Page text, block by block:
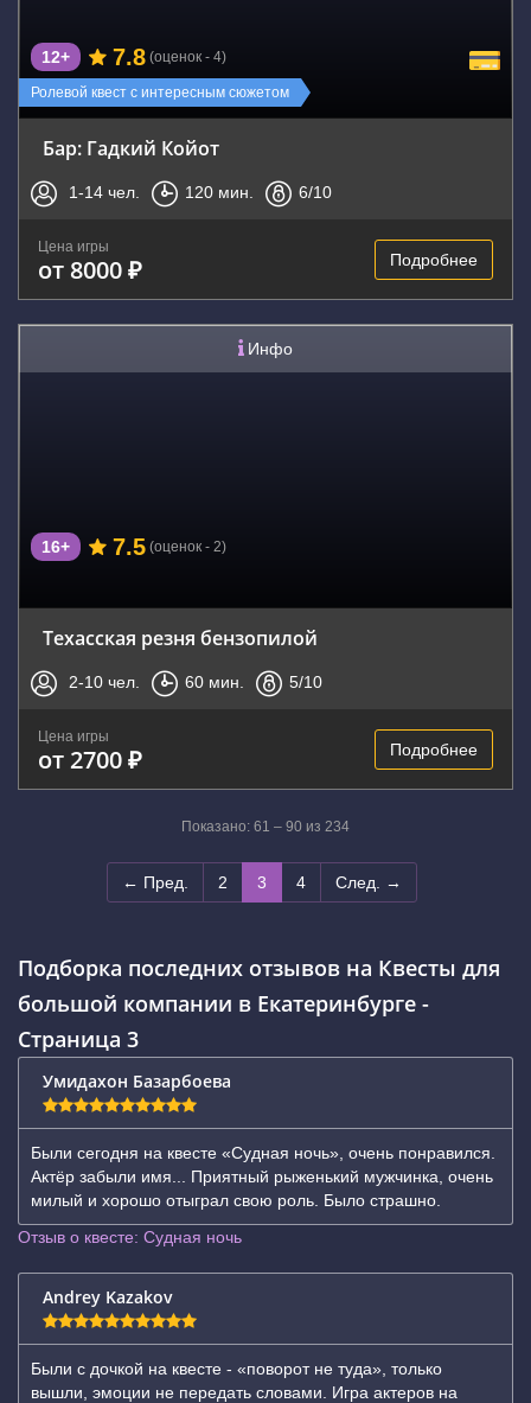
Ролевой квест с интересным сюжетом
12+ 7.8 (оценок - 4)
Бар: Гадкий Койот
1-14 чел. 120 мин. 6/10
Цена игры
от 8000 ₽ Подробнее
Инфо
16+ 7.5 (оценок - 2)
Техасская резня бензопилой
2-10 чел. 60 мин. 5/10
Цена игры
от 2700 ₽ Подробнее
Показано: 61 – 90 из 234
← Пред. 2 3 4 След. →
Подборка последних отзывов на Квесты для
большой компании в Екатеринбурге -
Страница 3
Умидахон Базарбоева
Были сегодня на квесте «Судная ночь», очень понравился.
Актёр забыли имя... Приятный рыженький мужчинка, очень
милый и хорошо отыграл свою роль. Было страшно.
Отзыв о квесте: Судная ночь
Andrey Kazakov
Были с дочкой на квесте - «поворот не туда», только
вышли, эмоции не передать словами. Игра актеров на